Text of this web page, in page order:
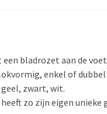
bladrozet aan de
enkel of dubbel
zwart, wit.
zo zijn eigen unieke